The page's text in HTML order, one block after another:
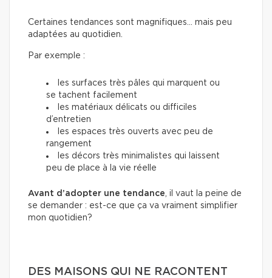
Certaines tendances sont magnifiques… mais peu
adaptées au quotidien.
Par exemple :
les surfaces très pâles qui marquent ou
se tachent facilement
les matériaux délicats ou difficiles
d’entretien
les espaces très ouverts avec peu de
rangement
les décors très minimalistes qui laissent
peu de place à la vie réelle
Avant d’adopter une tendance , il vaut la peine de
se demander : est-ce que ça va vraiment simplifier
mon quotidien?
DES MAISONS QUI NE RACONTENT